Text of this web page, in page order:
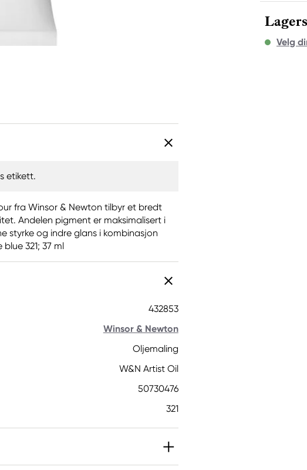
Velg
etikett.
fra Winsor & Newton tilbyr et bredt
Andelen pigment er maksimalisert i
styrke og indre glans i kombinasjon
321; 37 ml
432853
Winsor & Newton
Oljemaling
W&N Artist Oil
50730476
321